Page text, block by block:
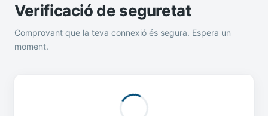
Verificació de seguretat
Comprovant que la teva connexió és segura. Espera un
moment.